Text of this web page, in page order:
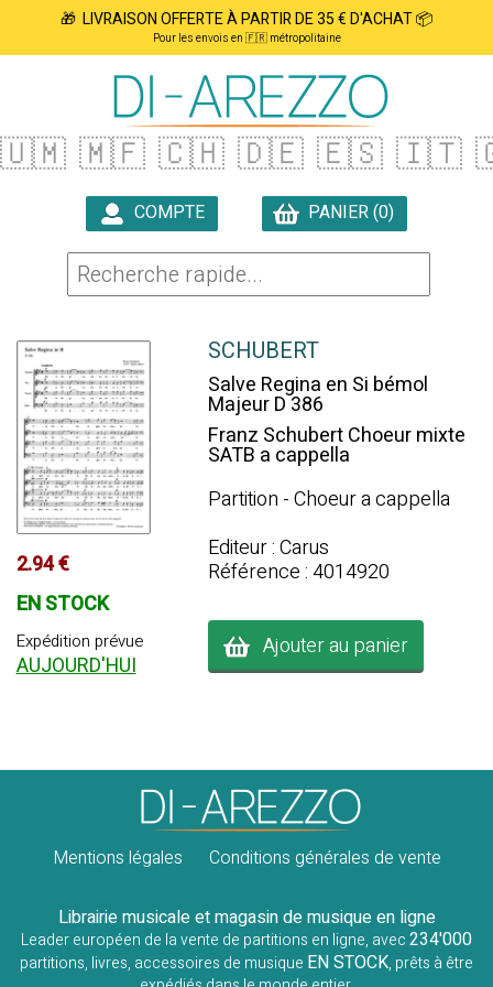
🎁 LIVRAISON OFFERTE À PARTIR DE 35 € D'ACHAT 📦
Pour les envois en 🇫🇷 métropolitaine
🇺🇲 🇲🇫 🇨🇭 🇩🇪 🇪🇸 🇮🇹
COMPTE
PANIER (0)
2.94 €
EN STOCK
Expédition prévue
AUJOURD'HUI
SCHUBERT
Salve Regina en Si bémol
Majeur D 386
Franz Schubert Choeur mixte
SATB a cappella
Partition - Choeur a cappella
Editeur : Carus
Référence : 4014920
Ajouter au panier
Mentions légales Conditions générales de vente
Librairie musicale et magasin de musique en ligne
Leader européen de la vente de partitions en ligne, avec234'000
partitions, livres, accessoires de musique EN STOCK, prêts à être